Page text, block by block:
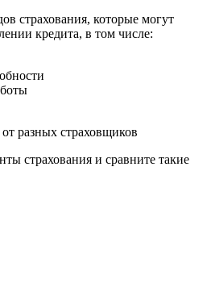
страхования, которые могут
кредита, в том числе:
разных страховщиков
страхования и сравните такие